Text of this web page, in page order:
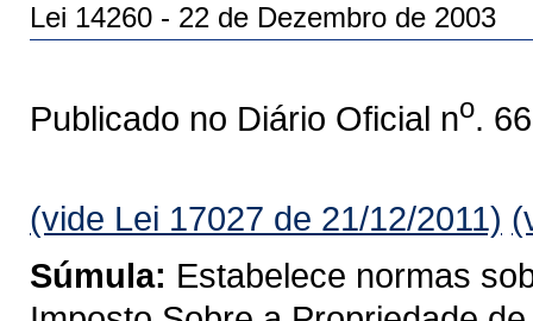
Lei 14260 - 22 de Dezembro de 2003
Publicado no Diário Oficial no.
(vide Lei 17027 de 21/12/2011)
Súmula: Estabelece normas